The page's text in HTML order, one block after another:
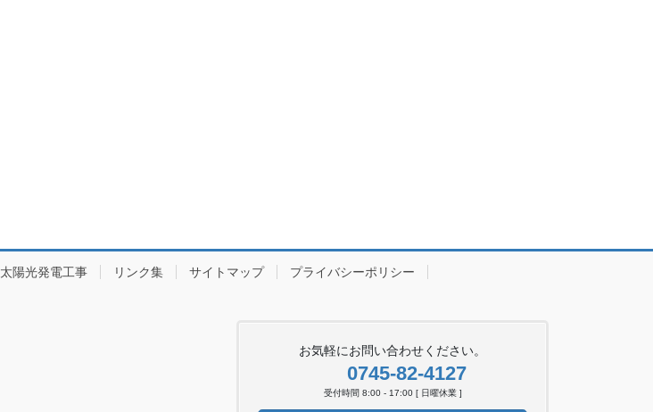
太陽光発電工事 リンク集 サイトマップ プライバシーポリシー
お気軽にお問い合わせください。
0745-82-4127
受付時間 8:00 - 17:00 [ 日曜休業 ]